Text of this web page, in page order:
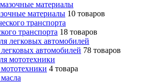
материалы 10 товаров
транспорта 18 товаров
автомобилей 78 товаров
4 товара